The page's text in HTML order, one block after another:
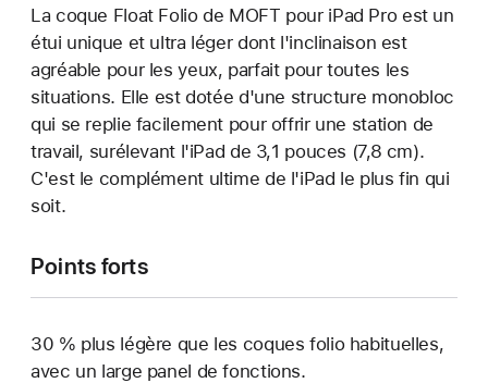
La coque Float Folio de MOFT pour iPad Pro est un
étui unique et ultra léger dont l'inclinaison est
agréable pour les yeux, parfait pour toutes les
situations. Elle est dotée d'une structure monobloc
qui se replie facilement pour offrir une station de
travail, surélevant l'iPad de 3,1 pouces (7,8 cm).
C'est le complément ultime de l'iPad le plus fin qui
soit.
Points forts
30 % plus légère que les coques folio habituelles,
avec un large panel de fonctions.